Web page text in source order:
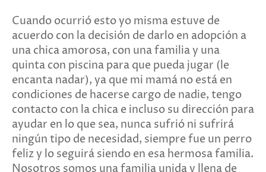
Cuando ocurrió esto yo misma estuve de
acuerdo con la decisión de darlo en adopción a
una chica amorosa, con una familia y una
quinta con piscina para que pueda jugar (le
encanta nadar), ya que mi mamá no está en
condiciones de hacerse cargo de nadie, tengo
contacto con la chica e incluso su dirección para
ayudar en lo que sea, nunca sufrió ni sufrirá
ningún tipo de necesidad, siempre fue un perro
feliz y lo seguirá siendo en esa hermosa familia.
Nosotros somos una familia unida y llena de